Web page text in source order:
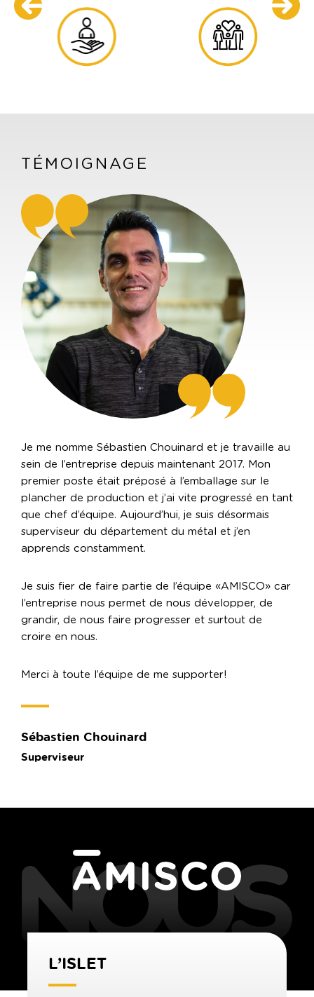
TÉMOIGNAGE
Je me nomme Sébastien Chouinard et je travaille au
sein de l’entreprise depuis maintenant 2017. Mon
premier poste était préposé à l’emballage sur le
plancher de production et j’ai vite progressé en tant
que chef d’équipe. Aujourd’hui, je suis désormais
superviseur du département du métal et j’en
apprends constamment.
Je suis fier de faire partie de l’équipe «AMISCO» car
l’entreprise nous permet de nous développer, de
grandir, de nous faire progresser et surtout de
croire en nous.
Merci à toute l’équipe de me supporter!
Sébastien Chouinard
Superviseur
L’ISLET